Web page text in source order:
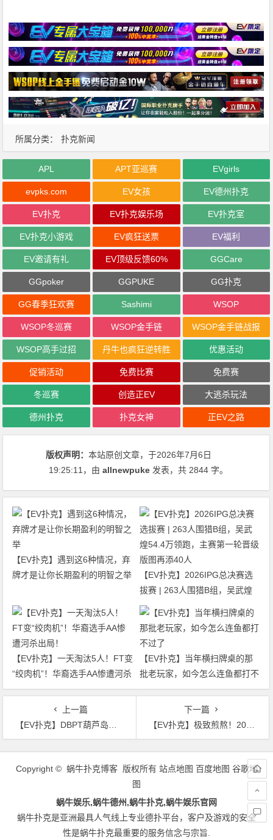
所属分类： 扑克新闻
APL APT亚巡赛 EVgirls
evpks.com EV女孩 EV德州扑克
EV扑克 EV扑克娱乐场 EV扑克室
EV扑克小游戏 EV疯狂送票 EV福利
EV邀请有礼 EV顶级反馈60% GGCare
GGpoker GGPUKE GG扑克
GG春季狂欢赛 Sashimi WSOP
WSOP冬巡赛 WSOP金手链 WSOP金手链战报
WSOP高手过招 丹牛也疯狂逆转胜 优惠活动
促销活动 免费比赛 免费赛
冬巡赛 创造正EV 大逃杀玩法
德州扑克 扑克女神 正EV之路
版权声明：本站原创文章，于2026年7月6日
19:25:11 ，由allnewpuke 发表，共 2844 字。
【EV扑克】遇到这6种情况，弃
牌才是让你长期盈利的明智之举
【EV扑克】2026IPG总决赛选
拔赛 | 263人围猎B组，吴武煌
54.4万领跑，主赛第一轮晋级版
【EV扑克】一天淘汰5人！FT变
“绞肉机”！华裔选手AA惨遭河杀
出局！
【EV扑克】当年横扫牌桌的那
批老玩家，如今怎么连鱼都打不
过了
上一篇
【EV扑克】DBPT葫芦岛站C组战报：270人次创单日新高，何先生118万记分牌登顶“东北王”
下一篇
【EV扑克】极致煎熬！2026WSOP 主赛泡沫圈定档 Day4，经典剧本再度复刻
文
Copyright © 蜗牛扑克博客 版权所有 站点地图 百度地图 谷歌地
图
蜗牛娱乐,蜗牛德州,蜗牛扑克,蜗牛娱乐官网
蜗牛扑克是亚洲最具人气线上专业德扑平台，客户及游戏的安全
性是蜗牛扑克最重要的服务信念与宗旨.